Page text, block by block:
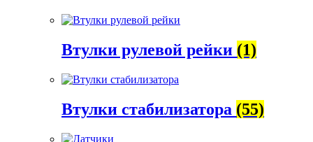
Втулки рулевой рейки (1)
Втулки стабилизатора (55)